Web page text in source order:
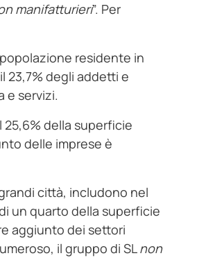
manifatturieri”. Per
residente in
23,7% degli addetti e
e servizi.
della superficie
delle imprese è
città, includono nel
un quarto della superficie
aggiunto dei settori
il gruppo di SLnon